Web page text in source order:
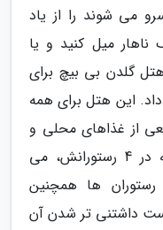
می شوند را از یاد
میل کنید و یا
گلدن بی بیچ برای
این هتل برای همه
از غذاهای محلی و
بین المللی را فراهم کرده است که در 4 رستورانش، می
رستوران ها همچنین
داشتنی تر شدن آن